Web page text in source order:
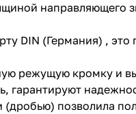
направляющего
DIN (Германия) , это
режущую кромку и
позволила
раз в 2 недели